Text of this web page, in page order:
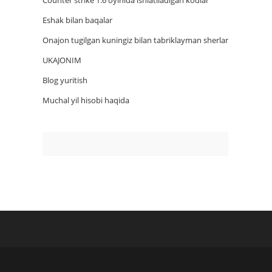
Eshak bilan baqalar
Onajon tugilgan kuningiz bilan tabriklayman sherlar
UKAJONIM
Blog yuritish
Muchal yil hisobi haqida